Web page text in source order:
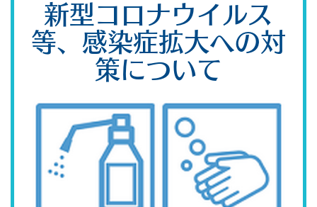
新型コロナウイルス
等、感染症拡大への対
策について